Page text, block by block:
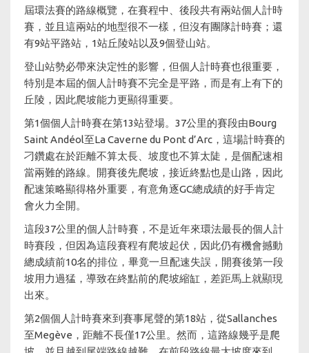
屆環法賽的路線概覽，在賽程中、後段共有兩站個人計時
賽，並且這兩站的地型很不一樣，但沒有團隊計時賽；還
有9站平路站，1站丘陵站以及9個登山站。
登山站勢必帶來決定性的影響，但個人計時賽也很重要，
特別是本屆的個人計時賽不完全是平路，而是有上有下的
丘陵，因此爬坡能力更顯得重要。
第1個個人計時賽在第13站登場。37公里的賽段由Bourg
Saint Andéol至La Caverne du Pont d’Arc，這場計時賽的
刁鑽處在於距離不算太長、坡度也不算太陡，是個配速相
當兩難的路線。開賽後先爬坡，接近終點也是山路，因此
配速策略顯得格外重要，有意角逐GC總成績的好手肯定
會火力全開。
這段37公里的個人計時賽，不是近年來環法最長的個人計
時賽段，但因為這段賽程有爬坡起伏，因此仍有機會撼動
總成績前10名的排位，畢竟一旦配速失誤，開賽後第一段
坡用力過猛，導致在終點前的爬坡縮缸，差距馬上就顯現
出來。
第2個個人計時賽來到賽事尾聲的第18站，從Sallanches
至Megève，距離不長僅17公里。然而，這路線幾乎是爬